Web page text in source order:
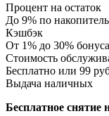
Процент на остаток
До 9% по
Кэшбэк
От 1% до 30%
Стоимость
Бесплатно или 99
Выдача наличных
Бесплатное снятие